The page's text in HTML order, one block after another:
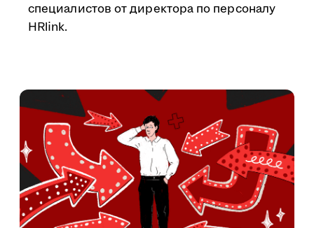
специалистов от директора по персоналу
HRlink.